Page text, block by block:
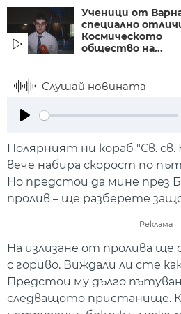
Ученици от
специално
Космическото
общество на...
Слушай новината
Полярният ни кораб "Св.
вече набира скорост по
Но предстои да мине през
пролив – ще разберете
Реклама
На излизане от пролива ще
с гориво. Виждали ли сте
Предстои му дълго
следващото пристанище.